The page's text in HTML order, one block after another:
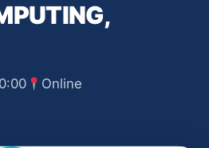
Online